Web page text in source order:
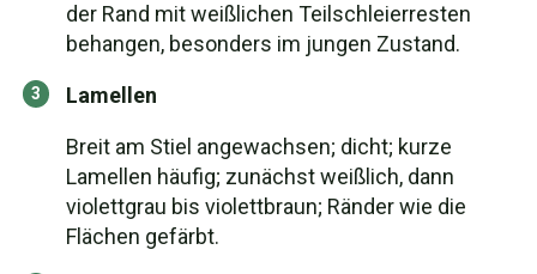
der Rand mit weißlichen Teilschleierresten
behangen, besonders im jungen Zustand.
Lamellen
Breit am Stiel angewachsen; dicht; kurze
Lamellen häufig; zunächst weißlich, dann
violettgrau bis violettbraun; Ränder wie die
Flächen gefärbt.